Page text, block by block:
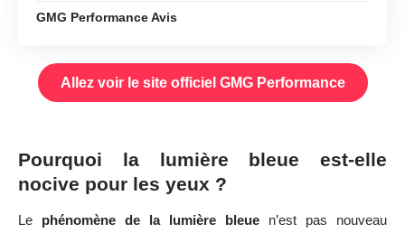
GMG Performance Avis
Allez voir le site officiel GMG Performance
Pourquoi la lumière bleue est-elle
nocive pour les yeux ?
Le phénomène de la lumière bleue n’est pas nouveau